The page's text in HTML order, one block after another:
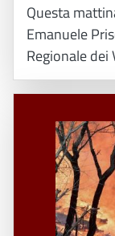
Questa
Emanuele
Regionale dei